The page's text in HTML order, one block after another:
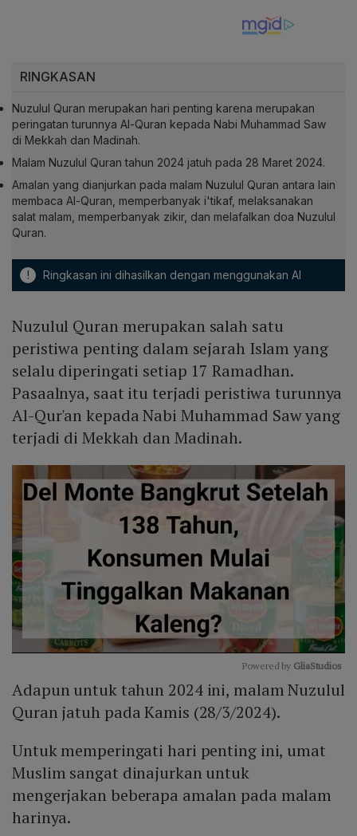
RINGKASAN
Nuzulul Quran merupakan hari penting karena merupakan
peringatan turunnya Al-Quran kepada Nabi Muhammad Saw
di Mekkah dan Madinah.
Malam Nuzulul Quran tahun 2024 jatuh pada 28 Maret 2024.
Amalan yang dianjurkan pada malam Nuzulul Quran antara lain
membaca Al-Quran, memperbanyak i'tikaf, melaksanakan
salat malam, memperbanyak zikir, dan melafalkan doa Nuzulul
Quran.
! Ringkasan ini dihasilkan dengan menggunakan AI
Nuzulul Quran merupakan salah satu
peristiwa penting dalam sejarah Islam yang
selalu diperingati setiap 17 Ramadhan.
Pasaalnya, saat itu terjadi peristiwa turunnya
Al-Qur'an kepada Nabi Muhammad Saw yang
terjadi di Mekkah dan Madinah.
Mute
Powered by GliaStudios
Adapun untuk tahun 2024 ini, malam Nuzulul
Quran jatuh pada Kamis (28/3/2024).
Untuk memperingati hari penting ini, umat
Muslim sangat dinajurkan untuk
mengerjakan beberapa amalan pada malam
harinya.